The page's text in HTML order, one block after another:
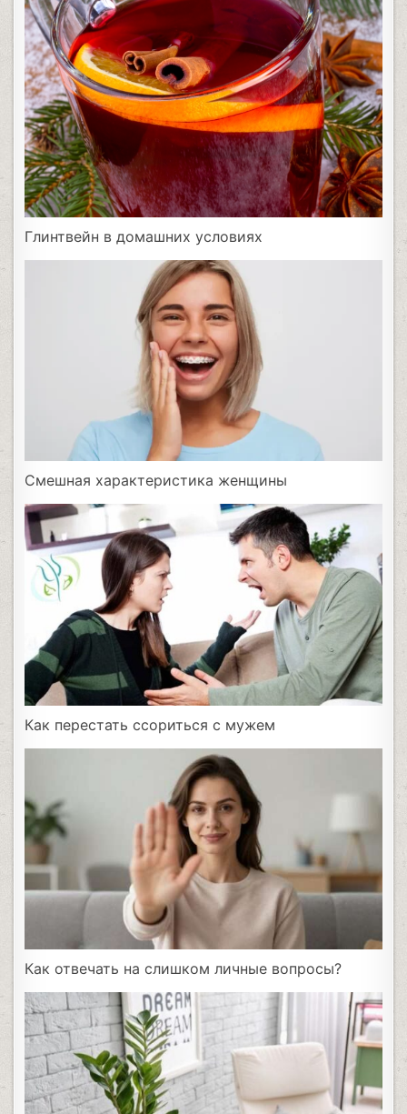
Глинтвейн в домашних условиях
Смешная характеристика женщины
Как перестать ссориться с мужем
Как отвечать на слишком личные вопросы?